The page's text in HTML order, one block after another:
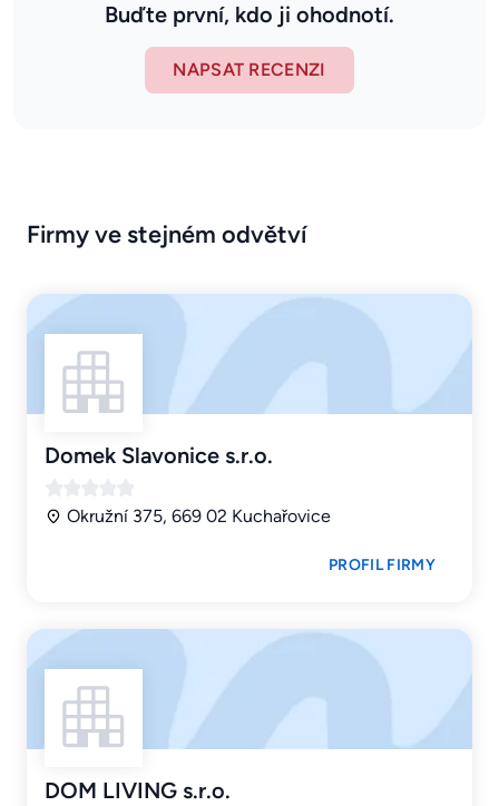
Buďte první, kdo ji ohodnotí.
NAPSAT RECENZI
Firmy ve stejném odvětví
Domek Slavonice s.r.o.
Okružní 375, 669 02 Kuchařovice
PROFIL FIRMY
DOM LIVING s.r.o.